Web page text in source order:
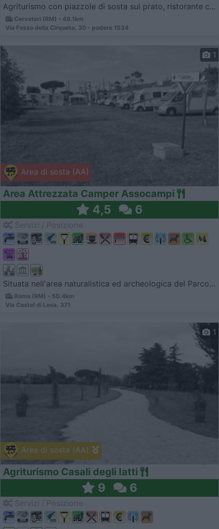
Agriturismo con piazzole di sosta sul prato, ristorante c...
Cerveteri (RM) - 49.1km
Via Fosso della Cirqueta, 30 - podere 1534
Area di sosta (AA)
1
Area Attrezzata Camper Assocampi
4,5 6
Situata nell'area naturalistica ed archeologica del Parco...
Roma (RM) - 50.4km
Via Castel di Leva, 371
Area di sosta (AA)
1
Agriturismo Casali degli Iatti
9 6